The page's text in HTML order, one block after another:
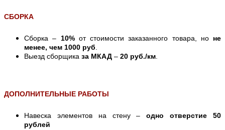
СБОРКА
Сборка – 10%от стоимости заказанного товара, но не
менее, чем 1000 руб
Выезд сборщика за МКАД – 20 руб./км
ДОПОЛНИТЕЛЬНЫЕ РАБОТЫ
Навеска элементов на стену –одно отверстие 50
рублей